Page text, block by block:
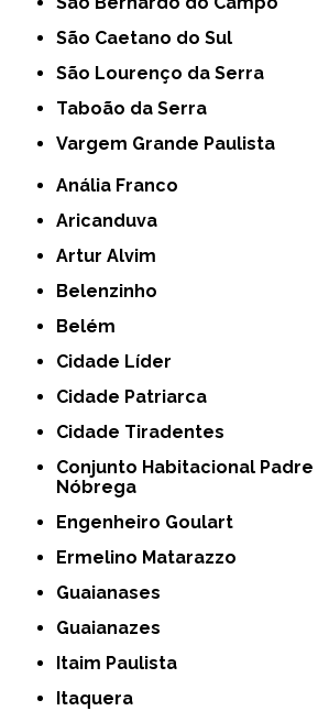
São Caetano do Sul
São Lourenço da Serra
Taboão da Serra
Vargem Grande Paulista
Anália Franco
Aricanduva
Artur Alvim
Belenzinho
Belém
Cidade Líder
Cidade Patriarca
Cidade Tiradentes
Conjunto Habitacional Padre Manoel da
Nóbrega
Engenheiro Goulart
Ermelino Matarazzo
Guaianases
Guaianazes
Itaim Paulista
Itaquera